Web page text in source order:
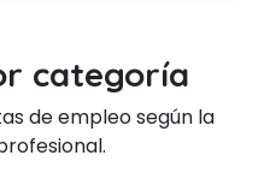
categoría
de empleo según la